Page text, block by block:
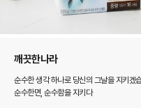
깨끗한나라
순수한 생각 하나로 당신의 그날을 지키겠
순수한면, 순수함을 지키다